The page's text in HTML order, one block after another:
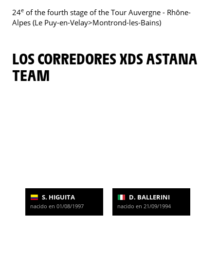
24e of the fourth stage of the Tour Auvergne - Rhône-
Alpes (Le Puy-en-Velay>Montrond-les-Bains)
LOS CORREDORES XDS ASTANA
TEAM
S. HIGUITA
nacido en 01/08/1997
D. BALLERINI
nacido en 21/09/1994